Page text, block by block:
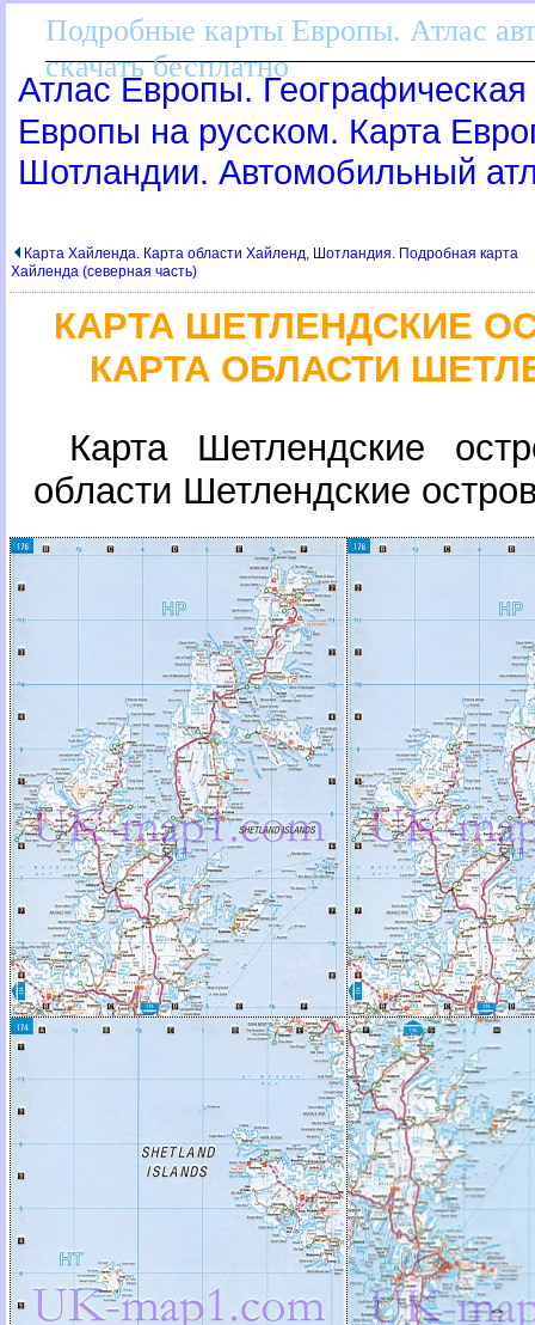
Подробные карты Европы. Атлас
скачать бесплатно
Атлас Европы. Географическая
Европы на русском. Карта
Шотландии. Автомобильный
Карта Хайленда. Карта области Хайленд, Шотландия. Подробная карта
Хайленда (северная часть)
КАРТА ШЕТЛЕНДСКИЕ
КАРТА ОБЛАСТИ
Карта Шетлендские
области Шетлендские